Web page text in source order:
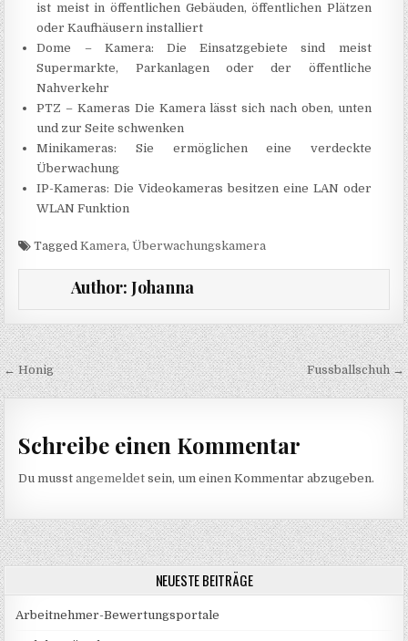
ist meist in öffentlichen Gebäuden, öffentlichen Plätzen
oder Kaufhäusern installiert
Dome – Kamera: Die Einsatzgebiete sind meist
Supermarkte, Parkanlagen oder der öffentliche
Nahverkehr
PTZ – Kameras Die Kamera lässt sich nach oben, unten
und zur Seite schwenken
Minikameras: Sie ermöglichen eine verdeckte
Überwachung
IP-Kameras: Die Videokameras besitzen eine LAN oder
WLAN Funktion
TaggedKamera,Überwachungskamera
Author: Johanna
Beitragsnavigation
← Honig Fussballschuh →
Schreibe einen Kommentar
Du musstangemeldet sein, um einen Kommentar abzugeben.
NEUESTE BEITRÄGE
Arbeitnehmer-Bewertungsportale